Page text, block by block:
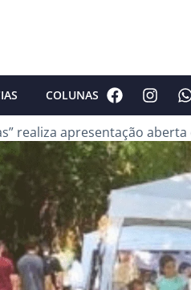
COLUNAS
realiza apresentação aberta